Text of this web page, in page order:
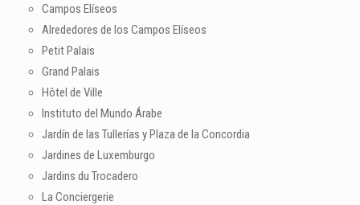
Campos Elíseos
Alrededores de los Campos Elíseos
Petit Palais
Grand Palais
Hôtel de Ville
Instituto del Mundo Árabe
Jardín de las Tullerías y Plaza de la Concordia
Jardines de Luxemburgo
Jardins du Trocadero
La Conciergerie